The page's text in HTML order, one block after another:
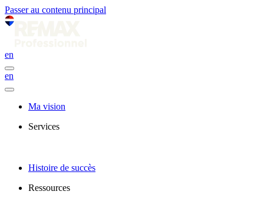
Passer au contenu principal
en
en
Ma vision
Services
Histoire de succès
Ressources